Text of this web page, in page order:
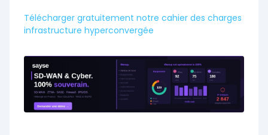
Télécharger gratuitement notre cahier des charges
infrastructure hyperconvergée